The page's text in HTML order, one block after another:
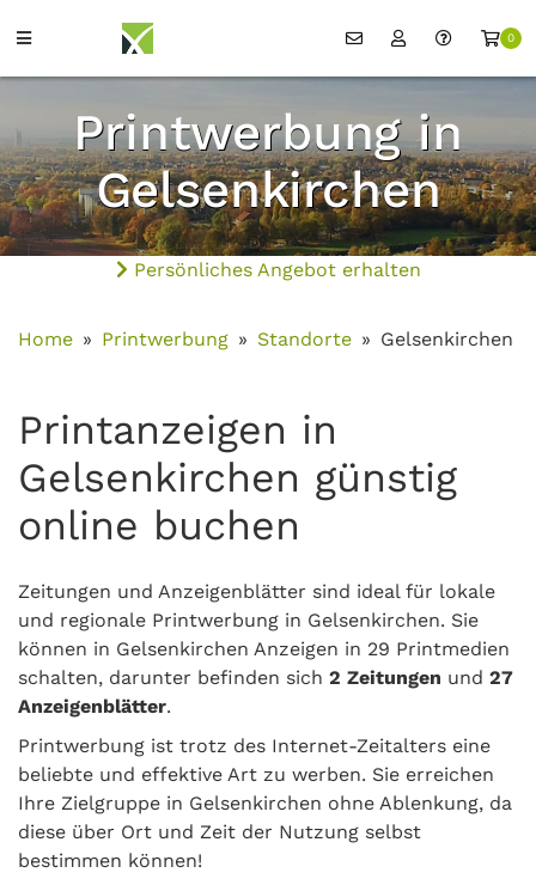
0
Printwerbung in
Gelsenkirchen
Persönliches Angebot erhalten
Home Printwerbung Standorte Gelsenkirchen
Printanzeigen in
Gelsenkirchen günstig
online buchen
Zeitungen und Anzeigenblätter sind ideal für lokale
und regionale Printwerbung in Gelsenkirchen. Sie
können in Gelsenkirchen Anzeigen in 29 Printmedien
schalten, darunter befinden sich 2 Zeitungen und 27
Anzeigenblätter.
Printwerbung ist trotz des Internet-Zeitalters eine
beliebte und effektive Art zu werben. Sie erreichen
Ihre Zielgruppe in Gelsenkirchen ohne Ablenkung, da
diese über Ort und Zeit der Nutzung selbst
bestimmen können!